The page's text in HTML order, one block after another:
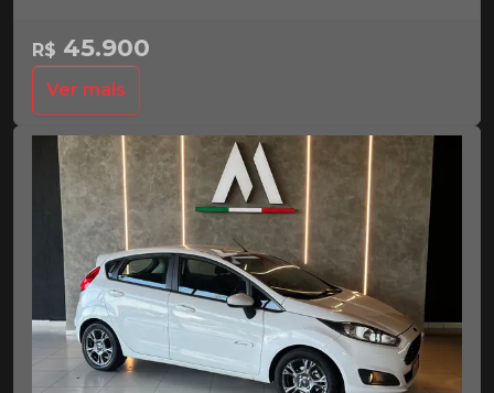
R$ 45.900
Ver mais